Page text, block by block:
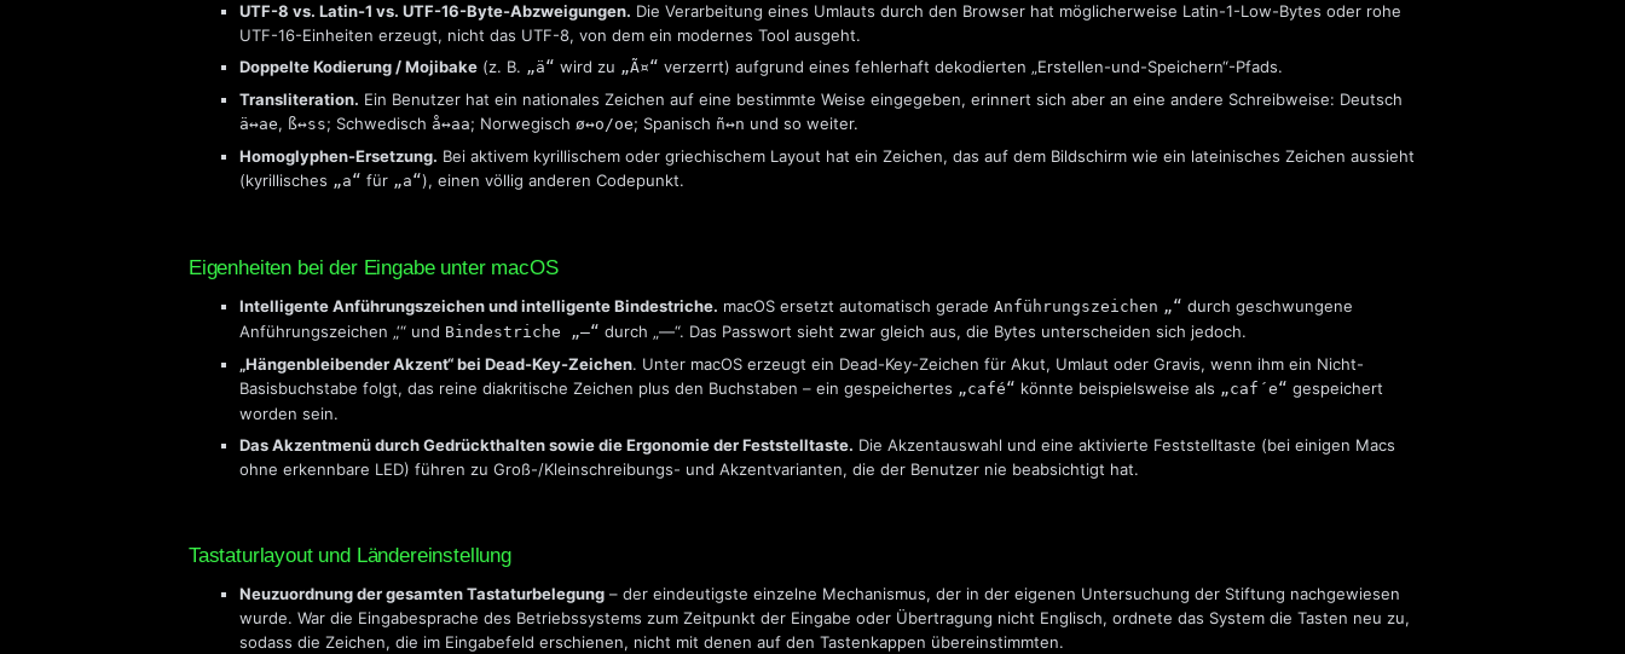
UTF-8 vs. Latin-1 vs. UTF-16-Byte-Abzweigungen. Die Verarbeitung eines Umlauts durch den Browser hat möglicherweise Latin-1-Low-Bytes oder rohe
UTF-16-Einheiten erzeugt, nicht das UTF-8, von dem ein modernes Tool ausgeht.
Doppelte Kodierung / Mojibake(z. B. „ä“ wird zu „Ã¤“ verzerrt) aufgrund eines fehlerhaft dekodierten „Erstellen-und-Speichern“-Pfads.
Transliteration. Ein Benutzer hat ein nationales Zeichen auf eine bestimmte Weise eingegeben, erinnert sich aber an eine andere Schreibweise: Deutsch
ä↔ae, ß↔ss; Schwedisch å↔aa; Norwegisch ø↔o/oe; Spanisch ñ↔n und so weiter.
Homoglyphen-Ersetzung. Bei aktivem kyrillischem oder griechischem Layout hat ein Zeichen, das auf dem Bildschirm wie ein lateinisches Zeichen aussieht
(kyrillisches „а“ für „a“), einen völlig anderen Codepunkt.
Eigenheiten bei der Eingabe unter macOS
Intelligente Anführungszeichen und intelligente Bindestriche. macOS ersetzt automatisch gerade Anführungszeichen „“ durch geschwungene
Anführungszeichen „‘“ und Bindestriche „–“ durch „—“. Das Passwort sieht zwar gleich aus, die Bytes unterscheiden sich jedoch.
„Hängenbleibender Akzent“ bei Dead-Key-Zeichen. Unter macOS erzeugt ein Dead-Key-Zeichen für Akut, Umlaut oder Gravis, wenn ihm ein Nicht-
Basisbuchstabe folgt, das reine diakritische Zeichen plus den Buchstaben – ein gespeichertes „café“ könnte beispielsweise als „caf´e“ gespeichert
worden sein.
Das Akzentmenü durch Gedrückthalten sowie die Ergonomie der Feststelltaste. Die Akzentauswahl und eine aktivierte Feststelltaste (bei einigen Macs
ohne erkennbare LED) führen zu Groß-/Kleinschreibungs- und Akzentvarianten, die der Benutzer nie beabsichtigt hat.
Tastaturlayout und Ländereinstellung
Neuzuordnung der gesamten Tastaturbelegung– der eindeutigste einzelne Mechanismus, der in der eigenen Untersuchung der Stiftung nachgewiesen
wurde. War die Eingabesprache des Betriebssystems zum Zeitpunkt der Eingabe oder Übertragung nicht Englisch, ordnete das System die Tasten neu zu,
sodass die Zeichen, die im Eingabefeld erschienen, nicht mit denen auf den Tastenkappen übereinstimmten.